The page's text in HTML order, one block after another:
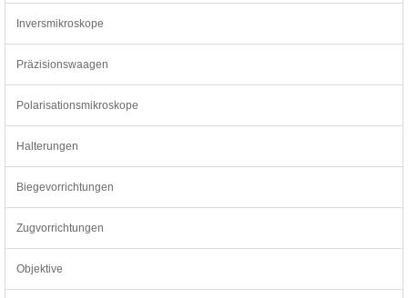
Inversmikroskope
Präzisionswaagen
Polarisationsmikroskope
Halterungen
Biegevorrichtungen
Zugvorrichtungen
Objektive